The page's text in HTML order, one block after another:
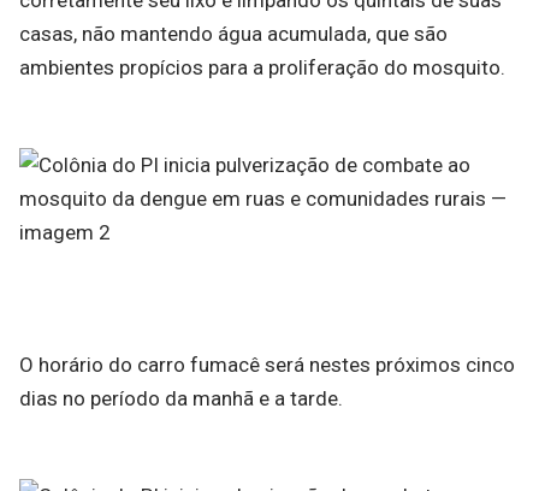
casas, não mantendo água acumulada, que são
ambientes propícios para a proliferação do mosquito.
O horário do carro fumacê será nestes próximos cinco
dias no período da manhã e a tarde.